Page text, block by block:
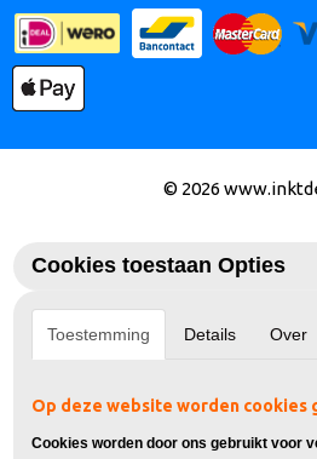
© 2026
Cookies toestaan Opties
Toestemming Details Over
Op deze website worden cookies
Cookies worden door ons gebruikt voor